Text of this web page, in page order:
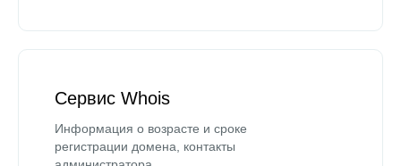
Сервис Whois
Информация о возрасте и сроке
регистрации домена, контакты